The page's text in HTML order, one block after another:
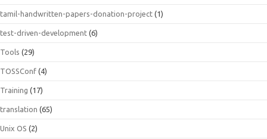
tamil-handwritten-papers-donation-project (1)
test-driven-development (6)
Tools (29)
TOSSConf (4)
Training (17)
translation (65)
Unix OS (2)